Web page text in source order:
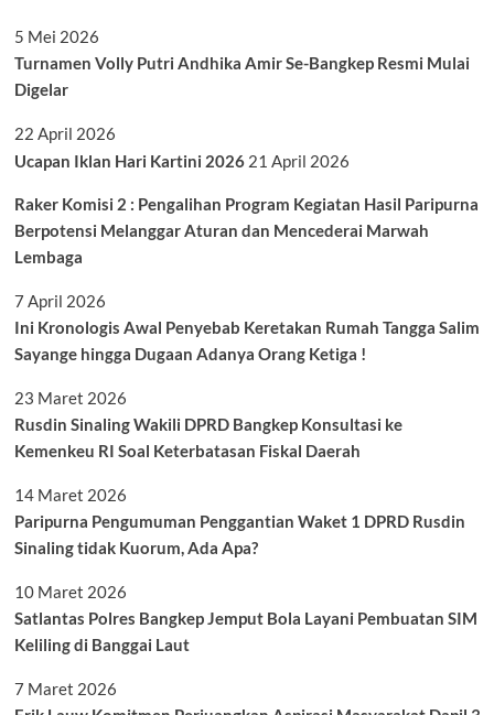
5 Mei 2026
Turnamen Volly Putri Andhika Amir Se-Bangkep Resmi Mulai
Digelar
22 April 2026
Ucapan Iklan Hari Kartini 2026 21 April 2026
Raker Komisi 2 : Pengalihan Program Kegiatan Hasil Paripurna
Berpotensi Melanggar Aturan dan Mencederai Marwah
Lembaga
7 April 2026
Ini Kronologis Awal Penyebab Keretakan Rumah Tangga Salim
Sayange hingga Dugaan Adanya Orang Ketiga !
23 Maret 2026
Rusdin Sinaling Wakili DPRD Bangkep Konsultasi ke
Kemenkeu RI Soal Keterbatasan Fiskal Daerah
14 Maret 2026
Paripurna Pengumuman Penggantian Waket 1 DPRD Rusdin
Sinaling tidak Kuorum, Ada Apa?
10 Maret 2026
Satlantas Polres Bangkep Jemput Bola Layani Pembuatan SIM
Keliling di Banggai Laut
7 Maret 2026